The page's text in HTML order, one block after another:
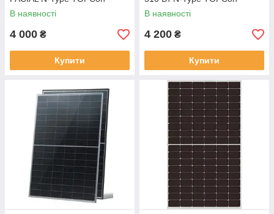
(60HL4-V)
В наявності
4 000 ₴
Купити
Bifacial Dual Glass (JKM510N-
54HL4M-BDV)
В наявності
4 200 ₴
Купити